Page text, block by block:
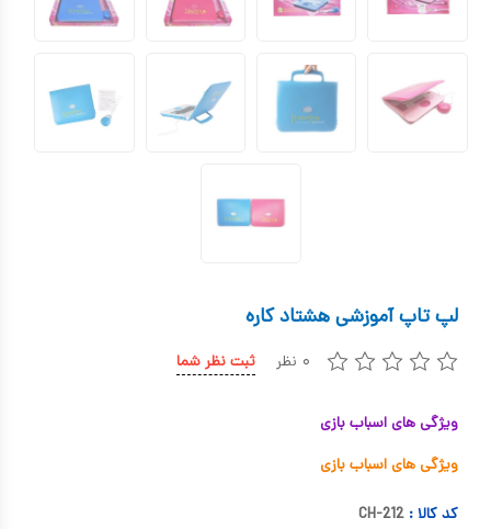
کیف و کوله پشتی
اسباب بازی علمی
اسباب بازی مشاغل
اتاق کودک
لپ تاپ آموزشی هشتاد کاره
۰ نظر ثبت نظر شما
ویژگی های اسباب بازی
ویژگی های اسباب بازی
کد کالا : CH-212